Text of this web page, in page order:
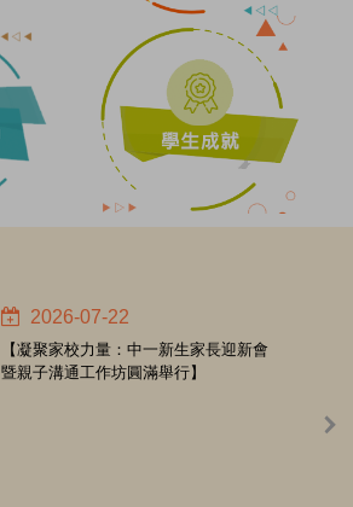
2026-07-22
【凝聚家校力量：中一新生家長迎新會
暨親子溝通工作坊圓滿舉行】
›